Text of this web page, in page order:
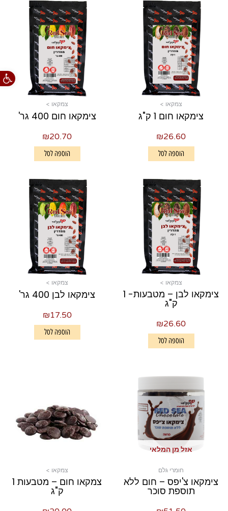
פתח
צמקאו >
צימקאו חום 1 ק"ג
₪26.60
הוספה לסל
צמקאו >
צימקאו חום 400 גר'
₪20.70
הוספה לסל
צמקאו >
צימקאו לבן – מטבעות- 1
ק"ג
₪26.60
הוספה לסל
צמקאו >
צימקאו לבן 400 גר'
₪17.50
הוספה לסל
אזל מן המלאי
חומרי גלם
צימקאו צ'יפס – חום ללא
תוספת סוכר
צמקאו >
צמקאו חום – מטבעות 1
ק"ג